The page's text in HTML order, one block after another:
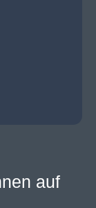
auf